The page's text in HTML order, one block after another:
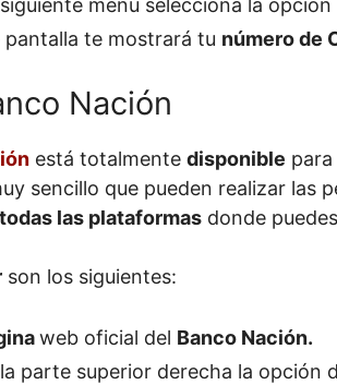
menú selecciona la opción
pantalla te mostrará tu número de
Nación
está totalmente disponible
sencillo que pueden realizar las
las plataformasdonde
son los siguientes:
web oficial del Banco Nación.
parte superior derecha la opción